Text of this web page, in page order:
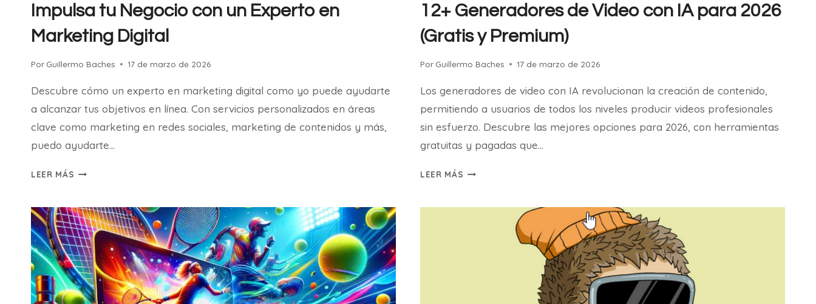
Impulsa tu Negocio con un Experto en
Marketing Digital
Por Guillermo Baches 17 de marzo de 2026
Descubre cómo un experto en marketing digital como yo puede ayudarte
a alcanzar tus objetivos en línea. Con servicios personalizados en áreas
clave como marketing en redes sociales, marketing de contenidos y más,
puedo ayudarte…
LEER MÁS IMPULSA
CON
UN
EXPERTO
EN
MARKETING
DIGITAL
12+ Generadores de Video con IA para 2026
(Gratis y Premium)
Por Guillermo Baches 17 de marzo de 2026
Los generadores de video con IA revolucionan la creación de contenido,
permitiendo a usuarios de todos los niveles producir videos profesionales
sin esfuerzo. Descubre las mejores opciones para 2026, con herramientas
gratuitas y pagadas que…
LEER MÁS 12+